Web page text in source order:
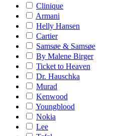
Clinique
Armani
Helly Hansen
Cartier
Samsøe & Samsøe
By Malene Birger
Ticket to Heaven
Dr. Hauschka
Murad
Kenwood
Youngblood
Nokia
Lee